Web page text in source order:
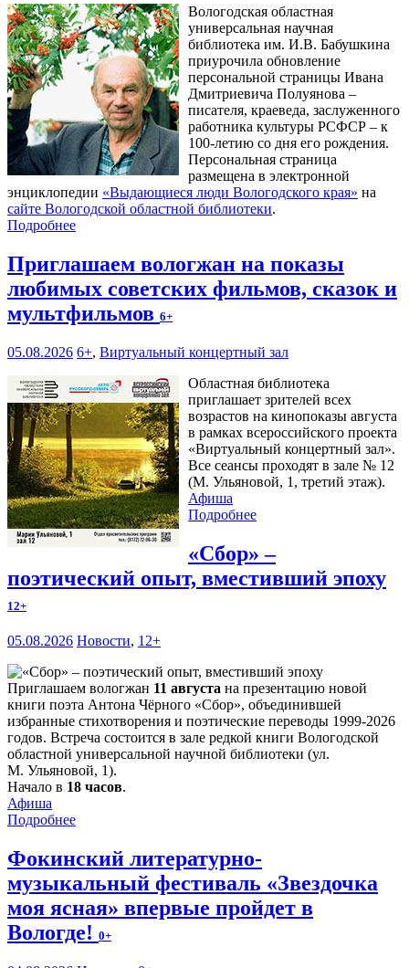
Вологодская областная
универсальная научная
библиотека им. И.В. Бабушкина
приурочила обновление
персональной страницы Ивана
Дмитриевича Полуянова –
писателя, краеведа, заслуженного
работника культуры РСФСР – к
100‑летию со дня его рождения.
Персональная страница
размещена в электронной
энциклопедии «Выдающиеся люди Вологодского края» на
сайте Вологодской областной библиотеки.
Подробнее
Приглашаем вологжан на показы
любимых советских фильмов, сказок и
мультфильмов 6+
05.08.2026 6+, Виртуальный концертный зал
Областная библиотека
приглашает зрителей всех
возрастов на кинопоказы августа
в рамках всероссийского проекта
«Виртуальный концертный зал».
Все сеансы проходят в зале № 12
(М. Ульяновой, 1, третий этаж).
Афиша
Подробнее
«Сбор» –
поэтический опыт, вместивший эпоху
12+
05.08.2026 Новости, 12+
Приглашаем вологжан 11 августа на презентацию новой
книги поэта Антона Чёрного «Сбор», объединившей
избранные стихотворения и поэтические переводы 1999-2026
годов. Встреча состоится в зале редкой книги Вологодской
областной универсальной научной библиотеки (ул.
М. Ульяновой, 1).
Начало в 18 часов.
Афиша
Подробнее
Фокинский литературно-
музыкальный фестиваль «Звездочка
моя ясная» впервые пройдет в
Вологде! 0+